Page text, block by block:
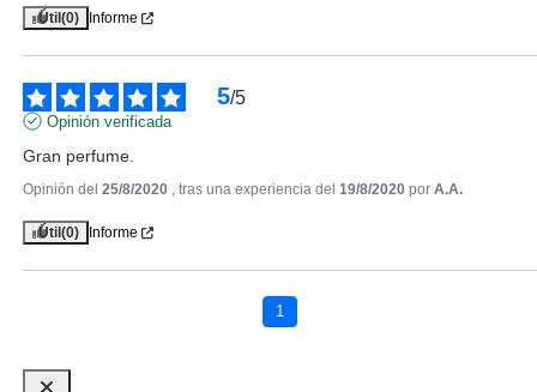
Pvr 78.00€
-10%
Útil (0) Informe
5/5
Opinión verificada
Gran perfume.
Opinión del 25/8/2020 , tras una experiencia del 19/8/2020 por A.A.
Útil (0) Informe
1